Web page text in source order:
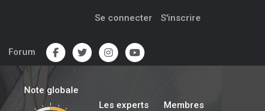
Se connecter S'inscrire
Forum
Note globale
Les experts Membres